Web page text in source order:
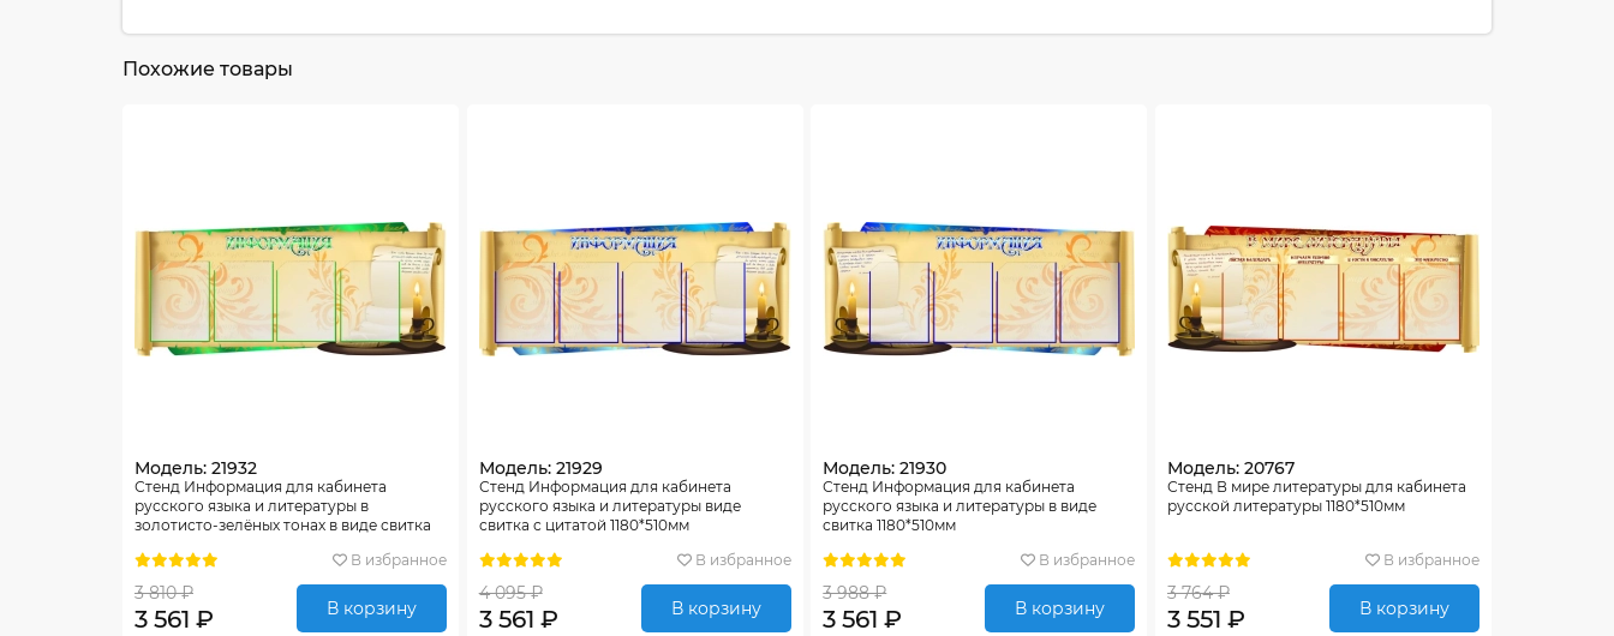
Похожие товары
Модель: 21932
Стенд Информация для кабинета
русского языка и литературы в
золотисто-зелёных тонах в виде свитка
В избранное
3 810 ₽
3 561 ₽ В корзину
Модель: 21929
Стенд Информация для кабинета
русского языка и литературы виде
свитка с цитатой 1180*510мм
В избранное
4 095 ₽
3 561 ₽ В корзину
Модель: 21930
Стенд Информация для кабинета
русского языка и литературы в виде
свитка 1180*510мм
В избранное
3 988 ₽
3 561 ₽ В корзину
Модель: 20767
Стенд В мире литературы для кабинета
русской литературы 1180*510мм
В избранное
3 764 ₽
3 551 ₽ В корзину